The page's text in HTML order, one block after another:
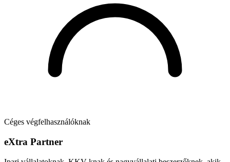
Céges végfelhasználóknak
eXtra Partner